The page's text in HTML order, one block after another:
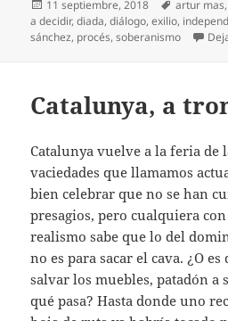
Publicado
el
11 septiembre, 2018 Etiquetas
artur mas
a decidir,diada,diálogo,exilio,
sánchez, procés,soberanismo
Catalunya, a
Catalunya vuelve a la feria de
vaciedades que llamamos
bien celebrar que no se han
presagios, pero cualquiera
realismo sabe que lo del
no es para sacar el cava. ¿O es
salvar los muebles, patadón a
qué pasa? Hasta donde uno